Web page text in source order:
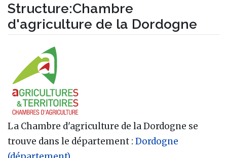
Structure:Chambre
d'agriculture de la Dordogne
navigation
La Chambre d'agriculture de la Dordogne se
trouve dans le département : Dordogne